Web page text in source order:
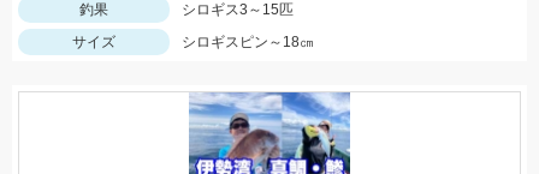
釣果
シロギス3～15匹
サイズ
シロギスピン～18㎝